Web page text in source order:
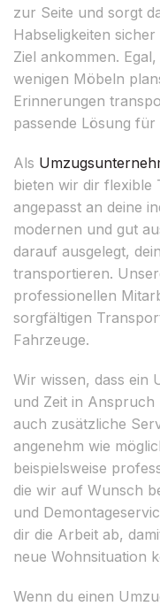
zur Seite und sorgt
Habseligkeiten
Ziel ankommen.
wenigen Möbeln
Erinnerungen
passende Lösung für
Als
bieten wir dir flexible
angepasst an deine
modernen und gut
darauf ausgelegt,
transportieren.
professionellen
sorgfältigen
Fahrzeuge.
Wir wissen, dass ein
und Zeit in Anspruch
auch zusätzliche
angenehm wie
beispielsweise
die wir auf Wunsch
und
dir die Arbeit ab,
neue Wohnsituation
Wenn du einen